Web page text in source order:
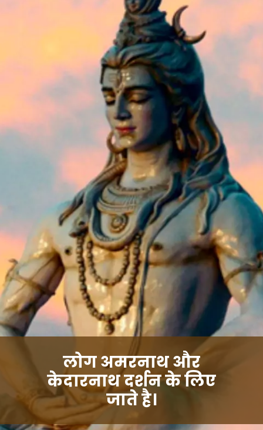
लोग अमरनाथ और
केदारनाथ दर्शन के लिए
जाते है।